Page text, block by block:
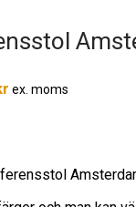
ex. moms